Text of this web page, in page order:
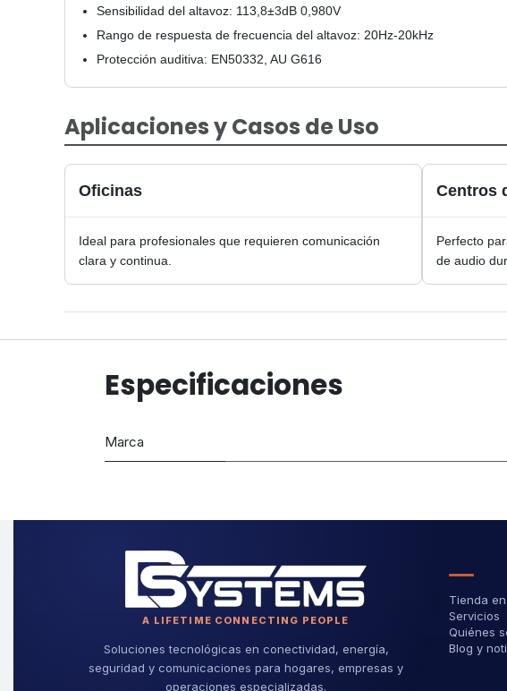
Sensibilidad del altavoz: 113,8±3dB 0,980V
Rango de respuesta de frecuencia del altavoz: 20Hz-20kHz
Protección auditiva: EN50332, AU G616
Aplicaciones y Casos de Uso
Oficinas
Ideal para profesionales que requieren comunicación
clara y continua.
Centros
Perfecto
de audio
Especificaciones
Marca
A LIFETIME CONNECTING PEOPLE
Soluciones tecnológicas en conectividad, energía,
seguridad y comunicaciones para hogares, empresas y
operaciones especializadas.
Tienda
Servicios
Quiénes
Blog y